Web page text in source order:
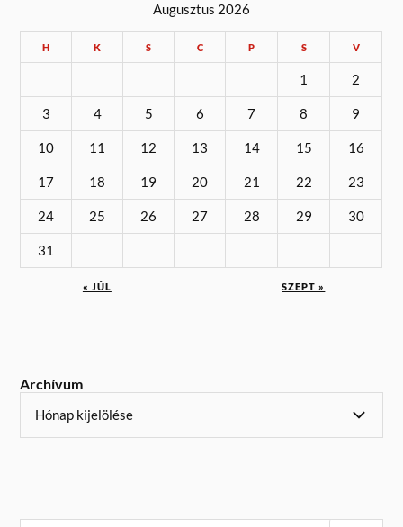
Augusztus 2026
H K S C P S V
1 2
3 4 5 6 7 8 9
10 11 12 13 14 15 16
17 18 19 20 21 22 23
24 25 26 27 28 29 30
31
« JÚL SZEPT »
Archívum